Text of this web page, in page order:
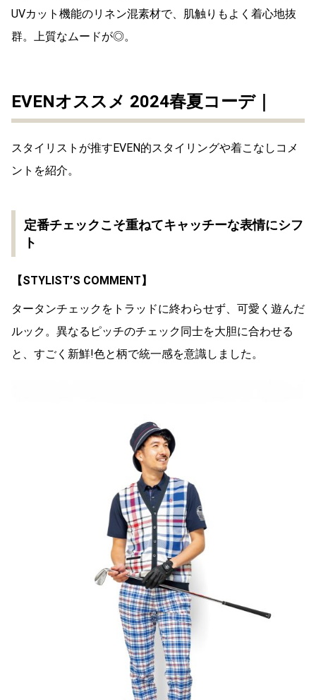
UVカット機能のリネン混素材で、肌触りもよく着心地抜
群。上質なムードが◎。
EVENオススメ 2024春夏コーデ｜
スタイリストが推すEVEN的スタイリングや着こなしコメ
ントを紹介。
定番チェックこそ重ねてキャッチーな表情にシフ
ト
【STYLIST’S COMMENT】
タータンチェックをトラッドに終わらせず、可愛く遊んだ
ルック。異なるピッチのチェック同士を大胆に合わせる
と、すごく新鮮!色と柄で統一感を意識しました。